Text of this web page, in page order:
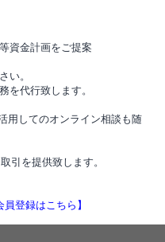
資金計画をご提案
い。
を代行致します。
してのオンライン相談も随
引を提供致します。
員登録はこちら】